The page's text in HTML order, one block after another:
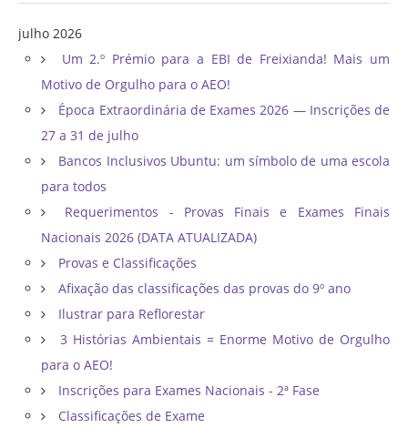
julho 2026
Um 2.º Prémio para a EBI de Freixianda! Mais um
Motivo de Orgulho para o AEO!
Época Extraordinária de Exames 2026 — Inscrições de
27 a 31 de julho
Bancos Inclusivos Ubuntu: um símbolo de uma escola
para todos
Requerimentos - Provas Finais e Exames Finais
Nacionais 2026 (DATA ATUALIZADA)
Provas e Classificações
Afixação das classificações das provas do 9º ano
Ilustrar para Reflorestar
3 Histórias Ambientais = Enorme Motivo de Orgulho
para o AEO!
Inscrições para Exames Nacionais - 2ª Fase
Classificações de Exame